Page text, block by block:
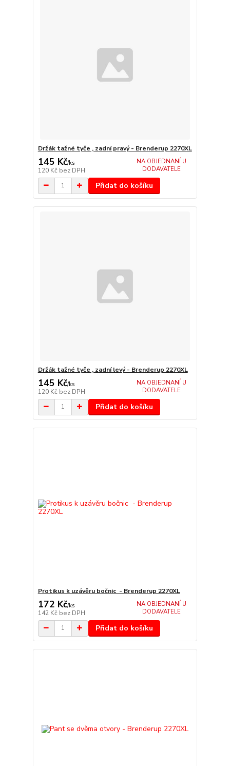
Držák tažné tyče , zadní pravý - Brenderup 2270XL
145 Kč/ks
120 Kč bez DPH
NA OBJEDNANÍ U
DODAVATELE
Přidat do košíku
Držák tažné tyče , zadní levý - Brenderup 2270XL
145 Kč/ks
120 Kč bez DPH
NA OBJEDNANÍ U
DODAVATELE
Přidat do košíku
Protikus k uzávěru bočnic - Brenderup 2270XL
172 Kč/ks
142 Kč bez DPH
NA OBJEDNANÍ U
DODAVATELE
Přidat do košíku